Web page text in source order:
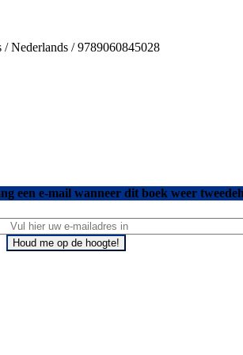
/ Nederlands / 9789060845028
een e-mail wanneer dit boek weer
Houd me op de hoogte!